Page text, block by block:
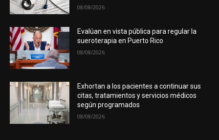
08/08/2026
Evalúan en vista pública para regular la
sueroterapia en Puerto Rico
08/08/2026
Exhortan a los pacientes a continuar sus
citas, tratamientos y servicios médicos
según programados
08/08/2026